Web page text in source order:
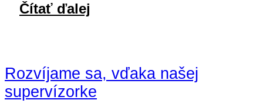
Čítať ďalej
Rozvíjame sa, vďaka našej
supervízorke